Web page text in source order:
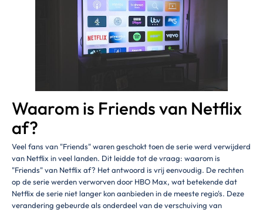
Waarom is Friends van Netflix
af?
Veel fans van "Friends" waren geschokt toen de serie werd verwijderd
van Netflix in veel landen. Dit leidde tot de vraag: waarom is
"Friends" van Netflix af? Het antwoord is vrij eenvoudig. De rechten
op de serie werden verworven door HBO Max, wat betekende dat
Netflix de serie niet langer kon aanbieden in de meeste regio's. Deze
verandering gebeurde als onderdeel van de verschuiving van